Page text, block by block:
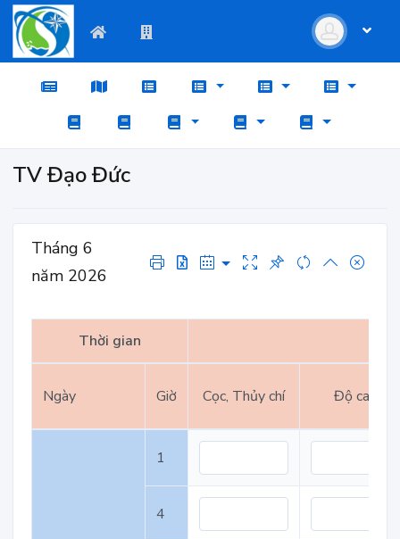
TV Đạo Đức
Tháng 6
năm 2026
Thời gian
Ngày Giờ Cọc, Thủy chí Độ cao
1
4